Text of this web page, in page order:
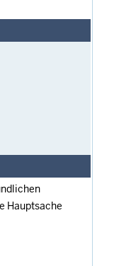
Hauptsache